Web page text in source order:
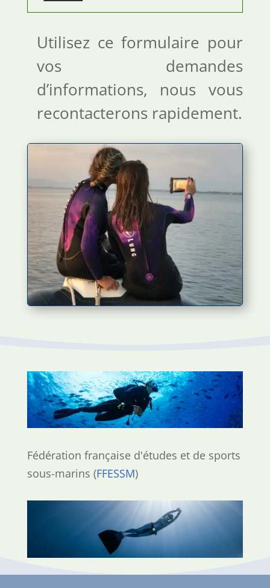
Utilisez ce formulaire pour
vos demandes
d’informations, nous vous
recontacterons rapidement.
Fédération française d'études et de sports
sous-marins (FFESSM)